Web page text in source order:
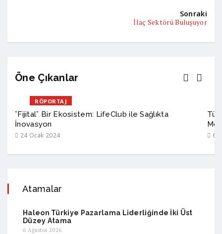
Sonraki
İlaç Sektörü Buluşuyor
Öne Çıkanlar
RÖPORTAJ
”Fijital” Bir Ekosistem: LifeClub ile Sağlıkta
İnovasyon
24 Ocak 2024 6
Atamalar
Haleon Türkiye Pazarlama Liderliğinde İki Üst
Düzey Atama
6 Ağustos 2026